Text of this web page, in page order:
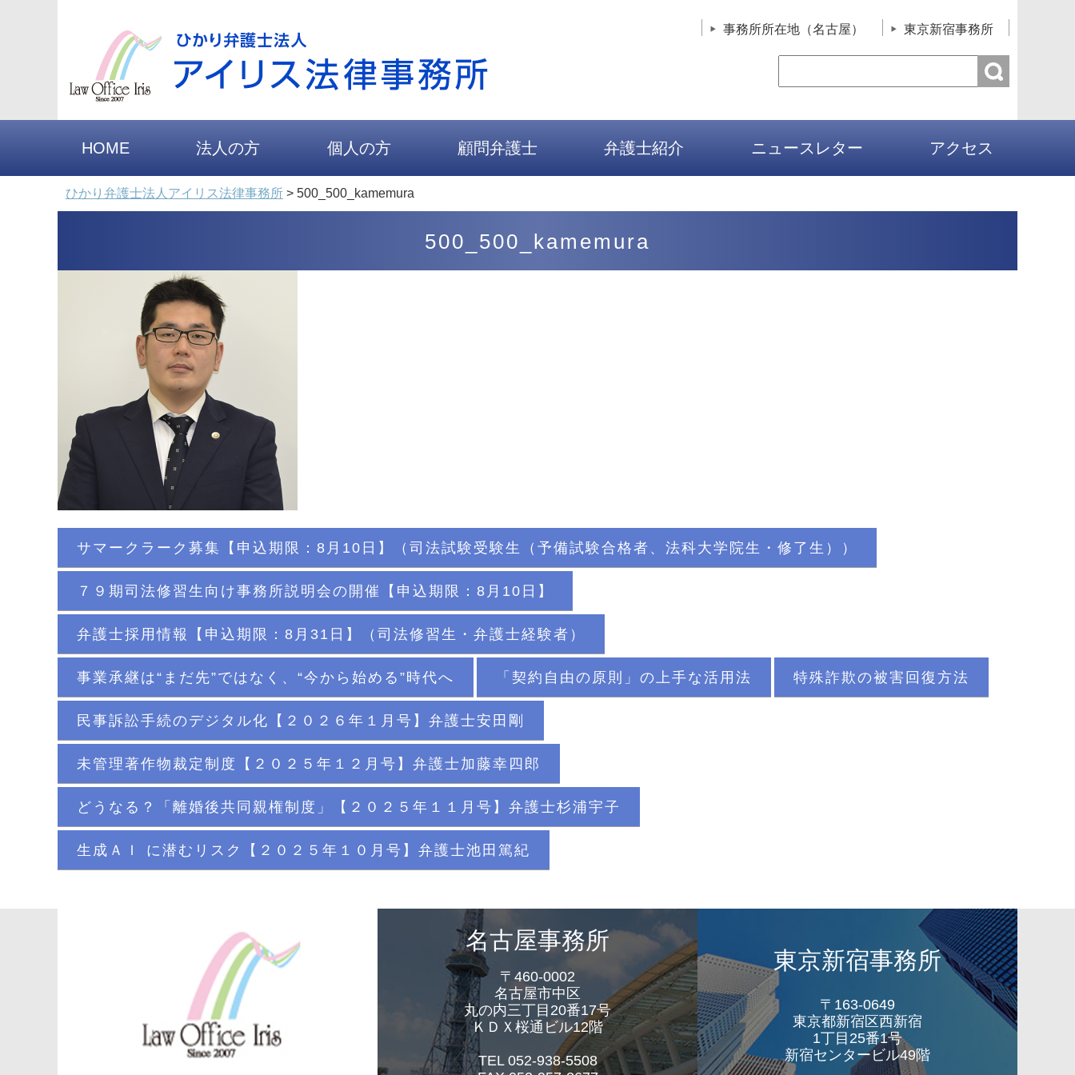
事務所所在地（名古屋） 東京新宿事務所
HOME 法人の方 個人の方 顧問弁護士 弁護士紹介 ニュースレター アクセス
ひかり弁護士法人アイリス法律事務所 > 500_500_kamemura
500_500_kamemura
サマークラーク募集【申込期限：8月10日】（司法試験受験生（予備試験合格者、法科大学院生・修了生））
７９期司法修習生向け事務所説明会の開催【申込期限：8月10日】
弁護士採用情報【申込期限：8月31日】（司法修習生・弁護士経験者）
事業承継は“まだ先”ではなく、“今から始める”時代へ 「契約自由の原則」の上手な活用法 特殊詐欺の被害回復方法
民事訴訟手続のデジタル化【２０２６年１月号】弁護士安田剛
未管理著作物裁定制度【２０２５年１２月号】弁護士加藤幸四郎
どうなる？「離婚後共同親権制度」【２０２５年１１月号】弁護士杉浦宇子
生成ＡＩ に潜むリスク【２０２５年１０月号】弁護士池田篤紀
名古屋事務所
〒460-0002
名古屋市中区
丸の内三丁目20番17号
ＫＤＸ桜通ビル12階
TEL 052-938-5508
東京新宿事務所
〒163-0649
東京都新宿区西新宿
1丁目25番1号
新宿センタービル49階